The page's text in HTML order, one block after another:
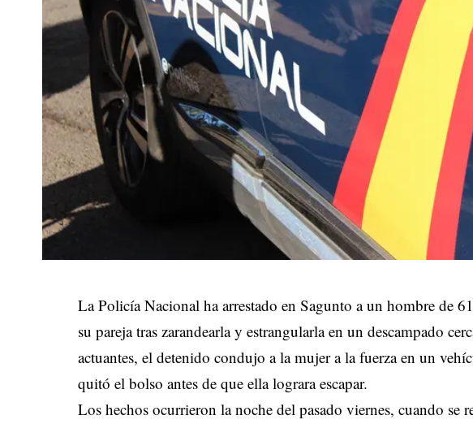
La Policía Nacional ha arrestado en Sagunto a un hombre de
su pareja tras zarandearla y estrangularla en un descampado
actuantes, el detenido condujo a la mujer a la fuerza en un
quitó el bolso antes de que ella lograra escapar.
Los hechos ocurrieron la noche del pasado viernes, cuando se